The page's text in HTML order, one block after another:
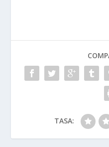
TASA: